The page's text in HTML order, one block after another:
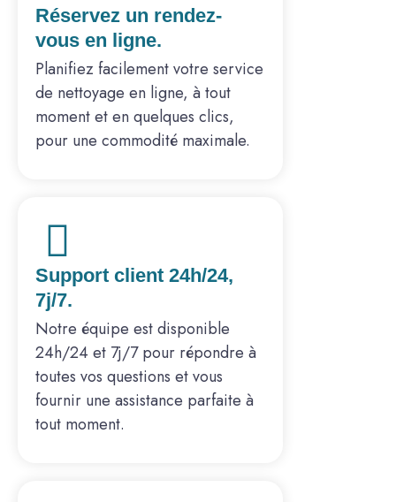
Réservez un rendez-
vous en ligne.
Planifiez facilement votre service
de nettoyage en ligne, à tout
moment et en quelques clics,
pour une commodité maximale.
Support client 24h/24,
7j/7.
Notre équipe est disponible
24h/24 et 7j/7 pour répondre à
toutes vos questions et vous
fournir une assistance parfaite à
tout moment.